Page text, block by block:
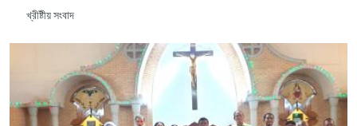
খ্রীষ্টীয় সংবাদ